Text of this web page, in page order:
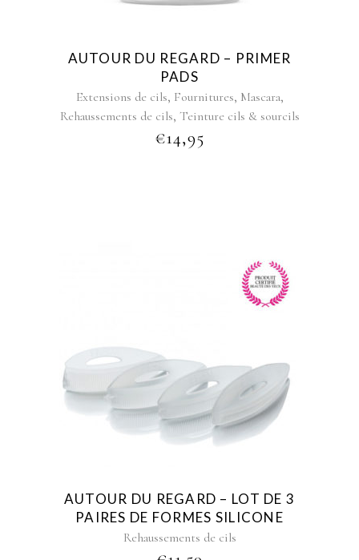
AUTOUR DU REGARD – PRIMER
PADS
Extensions de cils, Fournitures, Mascara,
Rehaussements de cils, Teinture cils & sourcils
€14,95
product
has
multiple
variants.
The
chosen
on
the
AUTOUR DU REGARD – LOT DE 3
PAIRES DE FORMES SILICONE
Rehaussements de cils